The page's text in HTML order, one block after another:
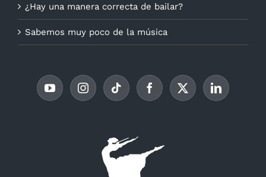
¿Hay una manera correcta de bailar?
Sabemos muy poco de la música